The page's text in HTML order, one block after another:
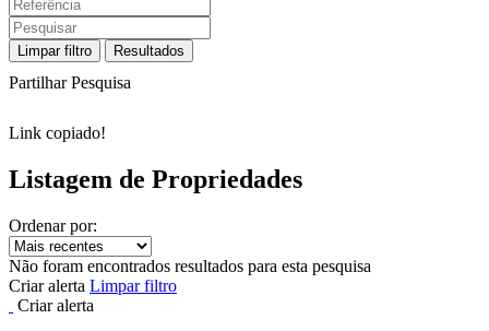
Limpar filtro Resultados
Partilhar Pesquisa
Link copiado!
Listagem de Propriedades
Ordenar por:
Não foram encontrados resultados para esta pesquisa
Criar alerta Limpar filtro
Criar alerta